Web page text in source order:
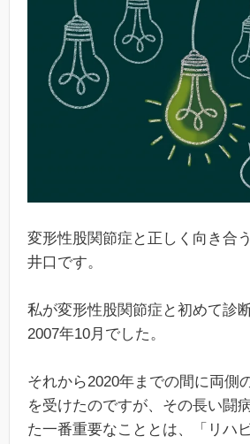
変形性股関節症と正しく向き合
井口です。
私が変形性股関節症と初めて診
2007年10月でした。
それから2020年までの間に両側
を受けたのですが、その長い闘
た一番重要なこととは、「リハ